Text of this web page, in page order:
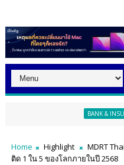
BANK & INSURANCE ก
Home Highlight
MDRT
ติด 1 ใน 5 ของโลกภายในปี 2568